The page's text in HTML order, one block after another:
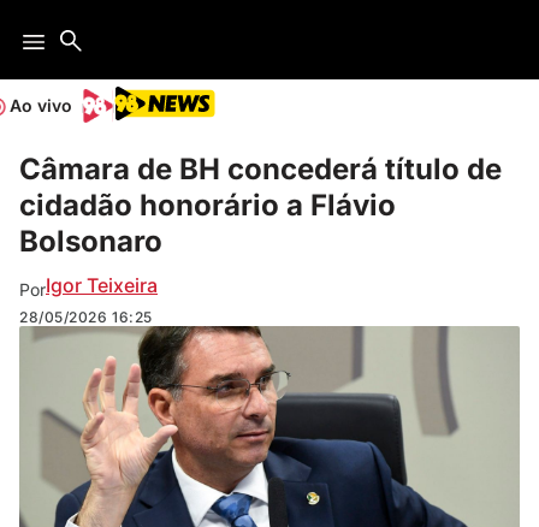
Ao vivo
Câmara de BH concederá título de
cidadão honorário a Flávio
Bolsonaro
PorIgor Teixeira
28/05/2026 16:25